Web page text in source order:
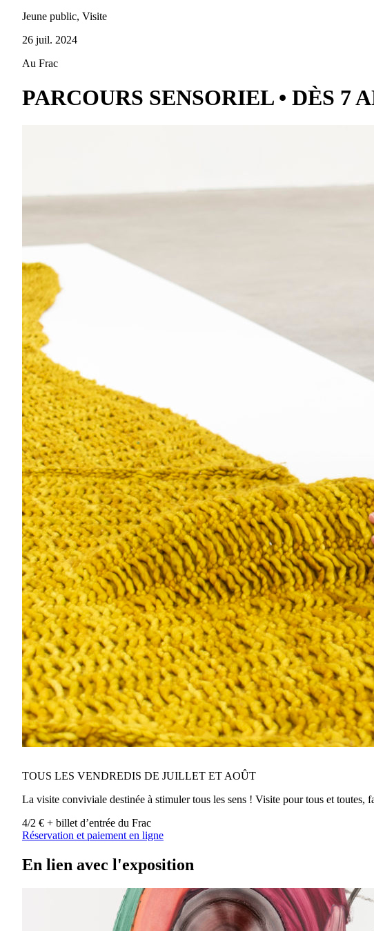
Jeune public, Visite
26 juil. 2024
Au Frac
PARCOURS SENSORIEL • DÈS 7
TOUS LES VENDREDIS DE JUILLET ET AOÛT
La visite conviviale destinée à stimuler tous les sens ! Visite pour tous et toutes,
4/2 € + billet d’entrée du Frac
Réservation et paiement en ligne
En lien avec l'exposition